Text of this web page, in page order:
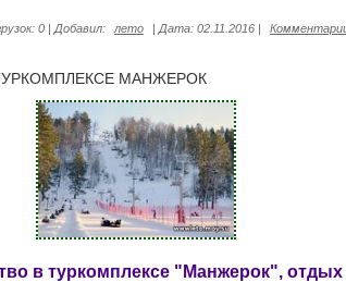
0 | Добавил: лето | Дата: 02.11.2016 |
МАНЖЕРОК
в туркомплексе "Манжерок", отдых